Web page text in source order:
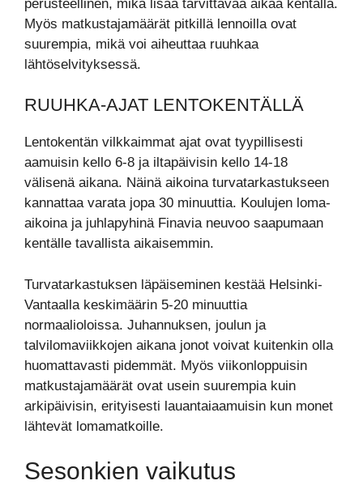
perusteellinen, mikä lisää tarvittavaa aikaa kentällä.
Myös matkustajamäärät pitkillä lennoilla ovat
suurempia, mikä voi aiheuttaa ruuhkaa
lähtöselvityksessä.
RUUHKA-AJAT LENTOKENTÄLLÄ
Lentokentän vilkkaimmat ajat ovat tyypillisesti
aamuisin kello 6-8 ja iltapäivisin kello 14-18
välisenä aikana. Näinä aikoina turvatarkastukseen
kannattaa varata jopa 30 minuuttia. Koulujen loma-
aikoina ja juhlapyhinä Finavia neuvoo saapumaan
kentälle tavallista aikaisemmin.
Turvatarkastuksen läpäiseminen kestää Helsinki-
Vantaalla keskimäärin 5-20 minuuttia
normaalioloissa. Juhannuksen, joulun ja
talvilomaviikkojen aikana jonot voivat kuitenkin olla
huomattavasti pidemmät. Myös viikonloppuisin
matkustajamäärät ovat usein suurempia kuin
arkipäivisin, erityisesti lauantaiaamuisin kun monet
lähtevät lomamatkoille.
Sesonkien vaikutus